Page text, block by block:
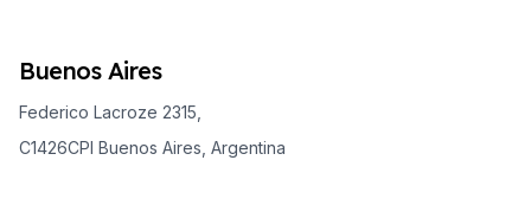
Buenos Aires
Federico Lacroze 2315,
C1426CPI Buenos Aires, Argentina